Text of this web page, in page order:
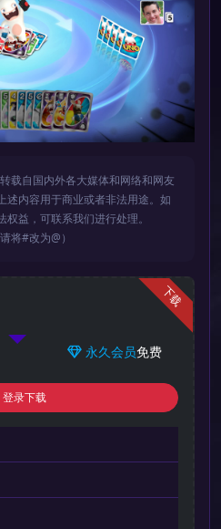
载自国内外各大媒体和网络和网友
述内容用于商业或者非法用途。如
益，可联系我们进行处理。
将#改为@）
下载
永久会员免费
登录下载